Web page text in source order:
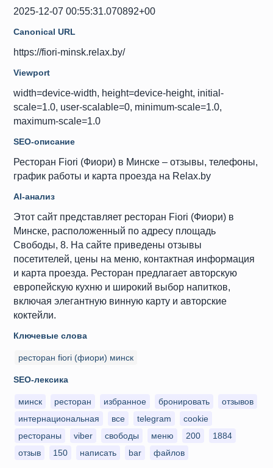
2025-12-07 00:55:31.070892+00
Canonical URL
https://fiori-minsk.relax.by/
Viewport
width=device-width, height=device-height, initial-
scale=1.0, user-scalable=0, minimum-scale=1.0,
maximum-scale=1.0
SEO-описание
Ресторан Fiori (Фиори) в Минске – отзывы, телефоны,
график работы и карта проезда на Relax.by
AI-анализ
Этот сайт представляет ресторан Fiori (Фиори) в
Минске, расположенный по адресу площадь
Свободы, 8. На сайте приведены отзывы
посетителей, цены на меню, контактная информация
и карта проезда. Ресторан предлагает авторскую
европейскую кухню и широкий выбор напитков,
включая элегантную винную карту и авторские
коктейли.
Ключевые слова
ресторан fiori (фиори) минск
SEO-лексика
минск ресторан избранное бронировать
отзывов
интернациональная
все telegram
cookie
рестораны
viber свободы меню 200
1884
отзыв
150 написать bar файлов